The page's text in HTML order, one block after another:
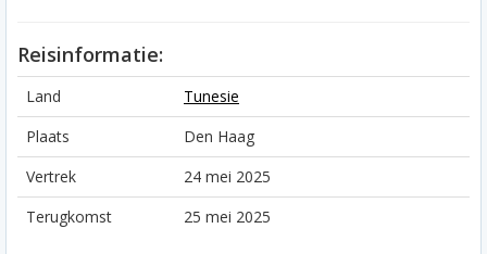
Reisinformatie:
Land
Tunesie
Plaats
Den Haag
Vertrek
24 mei 2025
Terugkomst
25 mei 2025